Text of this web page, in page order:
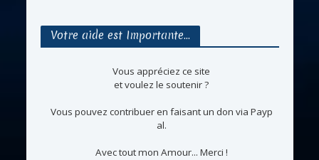
Votre aide est Importante…
Vous appréciez ce site
et voulez le soutenir ?
Vous pouvez contribuer en faisant un don via Payp
al.
Avec tout mon Amour... Merci !